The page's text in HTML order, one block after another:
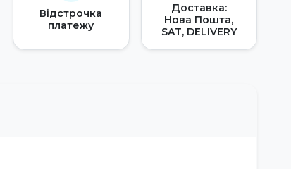
Відстрочка
платежу
Доставка:
Нова Пошта,
SAT, DELIVERY